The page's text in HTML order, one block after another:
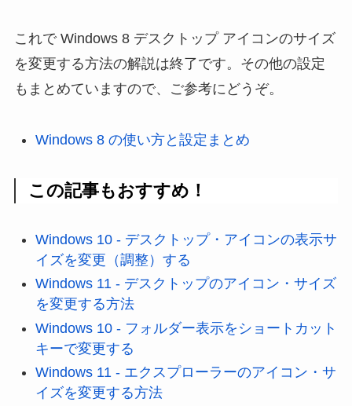
これで Windows 8 デスクトップ アイコンのサイズ
を変更する方法の解説は終了です。その他の設定
もまとめていますので、ご参考にどうぞ。
Windows 8 の使い方と設定まとめ
この記事もおすすめ！
Windows 10 - デスクトップ・アイコンの表示サ
イズを変更（調整）する
Windows 11 - デスクトップのアイコン・サイズ
を変更する方法
Windows 10 - フォルダー表示をショートカット
キーで変更する
Windows 11 - エクスプローラーのアイコン・サ
イズを変更する方法